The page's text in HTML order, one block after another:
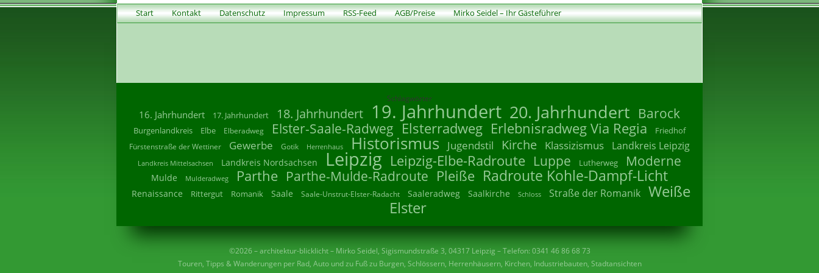
Start Kontakt Datenschutz Impressum RSS-Feed AGB/Preise Mirko Seidel – Ihr Gästeführer
Schlagwörter
16. Jahrhundert 17. Jahrhundert 18. Jahrhundert 19. Jahrhundert 20. Jahrhundert Barock
Burgenlandkreis Elbe Elberadweg Elster-Saale-Radweg Elsterradweg Erlebnisradweg Via Regia Friedhof
Fürstenstraße der Wettiner Gewerbe Gotik Herrenhaus Historismus Jugendstil Kirche Klassizismus Landkreis Leipzig
Landkreis Mittelsachsen Landkreis Nordsachsen Leipzig Leipzig-Elbe-Radroute Luppe Lutherweg Moderne
Mulde Mulderadweg Parthe Parthe-Mulde-Radroute Pleiße Radroute Kohle-Dampf-Licht
Renaissance Rittergut Romanik Saale Saale-Unstrut-Elster-Radacht Saaleradweg Saalkirche Schloss Straße der Romanik Weiße
Elster
©2026 – architektur-blicklicht – Mirko Seidel, Sigismundstraße 3, 04317 Leipzig – Telefon: 0341 46 86 68 73
Touren, Tipps & Wanderungen per Rad, Auto und zu Fuß zu Burgen, Schlössern, Herrenhäusern, Kirchen, Industriebauten, Stadtansichten